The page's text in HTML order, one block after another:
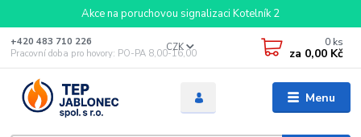
Akce na poruchovou signalizaci Kotelník 2
Menu
CZK
+420 483 710 226
Pracovní doba pro hovory: PO-PA 8,00-16,00
0 ks
za 0,00 Kč